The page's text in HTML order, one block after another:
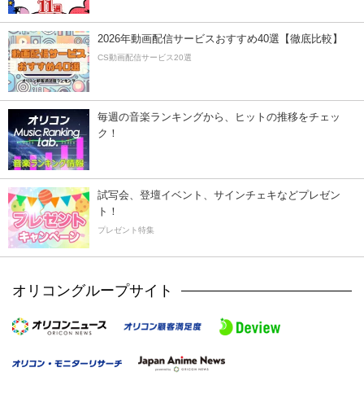
2026年動画配信サービスおすすめ40選【徹底比較】
CS動画配信サービス20選
毎週の音楽ランキングから、ヒットの推移をチェッ
ク！
試写会、登壇イベント、サインチェキなどプレゼン
ト！
プレゼント特集
オリコングループサイト